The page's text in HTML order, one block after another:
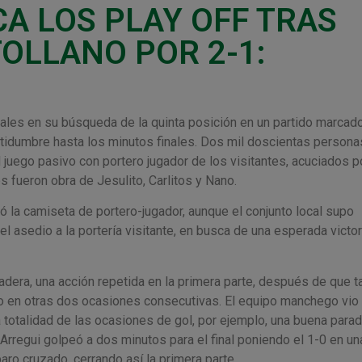
LOS PLAY OFF TRAS
POR 2-1:
en su búsqueda de la quinta posición en un partido
hasta los minutos finales. Dos mil doscientas
pasivo con portero jugador de los visitantes, acuciados
fueron obra de Jesulito, Carlitos y Nano.
la camiseta de portero-jugador, aunque el conjunto local supo
asedio a la portería visitante, en busca de una esperada
una acción repetida en la primera parte, después de que
otras dos ocasiones consecutivas. El equipo manchego vio
de las ocasiones de gol, por ejemplo, una buena
golpeó a dos minutos para el final poniendo el 1-0 en